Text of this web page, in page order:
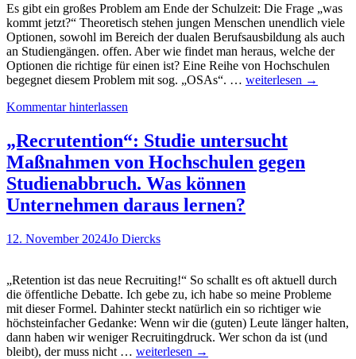
frischem
Content
Es gibt ein großes Problem am Ende der Schulzeit: Die Frage „was
kommt jetzt?“ Theoretisch stehen jungen Menschen unendlich viele
Optionen, sowohl im Bereich der dualen Berufsausbildung als auch
an Studiengängen. offen. Aber wie findet man heraus, welche der
Optionen die richtige für einen ist? Eine Reihe von Hochschulen
begegnet diesem Problem mit sog. „OSAs“. … Online-
Gebäudeausrüstung
mit
Digitaler
an
weiterlesen →
Kommentar hinterlassen
„Recrutention“: Studie untersucht
Maßnahmen von Hochschulen gegen
Studienabbruch. Was können
Unternehmen daraus lernen?
12. November 2024Jo Diercks
„Retention ist das neue Recruiting!“ So schallt es oft aktuell durch
die öffentliche Debatte. Ich gebe zu, ich habe so meine Probleme
mit dieser Formel. Dahinter steckt natürlich ein so richtiger wie
höchsteinfacher Gedanke: Wenn wir die (guten) Leute länger halten,
dann haben wir weniger Recruitingdruck. Wer schon da ist (und
bleibt), der muss nicht … „Recrutention“:
weiterlesen →